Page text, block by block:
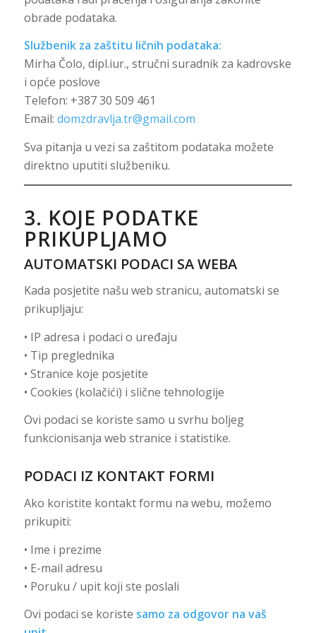
obrade podataka.
Službenik za zaštitu ličnih podataka:
Mirha Čolo, dipl.iur., stručni suradnik za kadrovske
i opće poslove
Telefon: +387 30 509 461
Email: domzdravlja.tr@gmail.com
Sva pitanja u vezi sa zaštitom podataka možete
direktno uputiti službeniku.
3. KOJE PODATKE
PRIKUPLJAMO
AUTOMATSKI PODACI SA WEBA
Kada posjetite našu web stranicu, automatski se
prikupljaju:
• IP adresa i podaci o uređaju
• Tip preglednika
• Stranice koje posjetite
• Cookies (kolačići) i slične tehnologije
Ovi podaci se koriste samo u svrhu boljeg
funkcionisanja web stranice i statistike.
PODACI IZ KONTAKT FORMI
Ako koristite kontakt formu na webu, možemo
prikupiti:
• Ime i prezime
• E-mail adresu
• Poruku / upit koji ste poslali
Ovi podaci se koriste samo za odgovor na vaš